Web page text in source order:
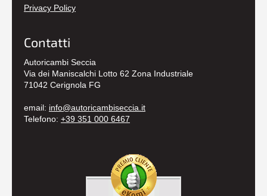
Privacy Policy
Contatti
Autoricambi Seccia
Via dei Maniscalchi Lotto 62 Zona Industriale
71042 Cerignola FG
email: info@autoricambiseccia.it
Telefono: +39 351 000 6467